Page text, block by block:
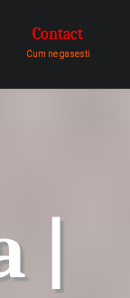
Contact
Cum ne gasesti
|